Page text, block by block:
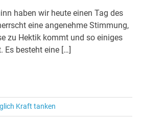
haben wir heute einen Tag des
eine angenehme Stimmung,
zu Hektik kommt und so einiges
besteht eine […]
Kraft tanken